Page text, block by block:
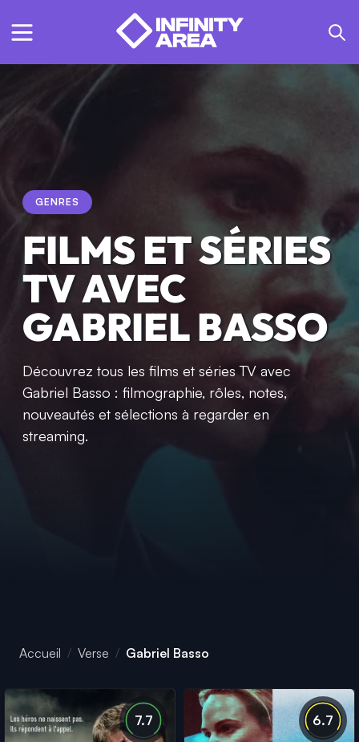
GENRES
FILMS ET SÉRIES
TV AVEC
GABRIEL BASSO
Découvrez tous les films et séries TV avec
Gabriel Basso : filmographie, rôles, notes,
nouveautés et sélections à regarder en
streaming.
Accueil Verse Gabriel Basso
7.7 6.7